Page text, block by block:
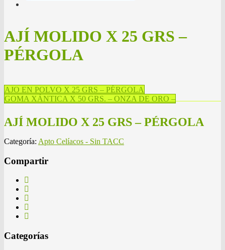
AJÍ MOLIDO X 25 GRS –
PÉRGOLA
AJO EN POLVO X 25 GRS – PÉRGOLA
GOMA XÁNTICA X 50 GRS. – ONZA DE ORO –
AJÍ MOLIDO X 25 GRS – PÉRGOLA
Categoría: Apto Celíacos - Sin TACC
Compartir
Categorías